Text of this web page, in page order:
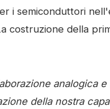
i semiconduttori
costruzione della
analogica
della nostra